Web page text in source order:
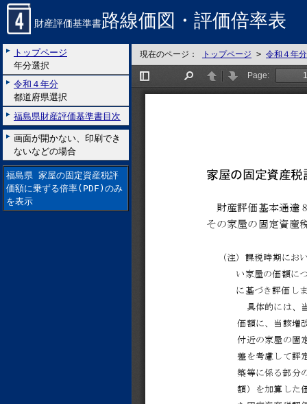
財産評価基準書路線価図・評価倍率表
トップページ
年分選択
令和４年分
都道府県選択
福島県財産評価基準書目次
画面が開かない、印刷でき
ないなどの場合
福島県 家屋の固定資産税評
価額に乗ずる倍率(PDF)のみ
を表示
現在のページ： トップページ > 令和４年分